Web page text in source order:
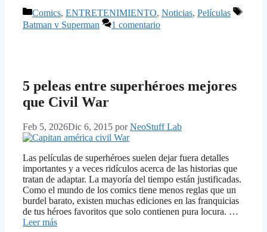
Categorías
Comics, ENTRETENIMIENTO, Noticias, Películas
Batman v Superman
1 comentario
5 peleas entre superhéroes mejores
que Civil War
Feb 5, 2026Dic 6, 2015 porNeoStuff Lab
Las películas de superhéroes suelen dejar fuera detalles
importantes y a veces ridículos acerca de las historias que
tratan de adaptar. La mayoría del tiempo están justificadas.
Como el mundo de los comics tiene menos reglas que un
burdel barato, existen muchas ediciones en las franquicias
de tus héroes favoritos que solo contienen pura locura. …
Leer más